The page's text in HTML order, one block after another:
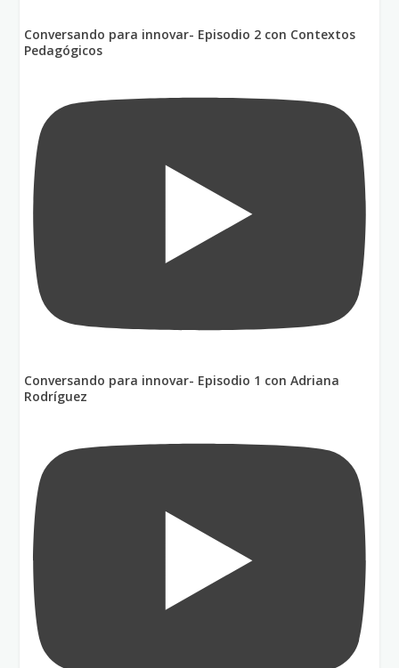
Conversando para innovar- Episodio 2 con Contextos
Pedagógicos
Conversando para innovar- Episodio 1 con Adriana
Rodríguez